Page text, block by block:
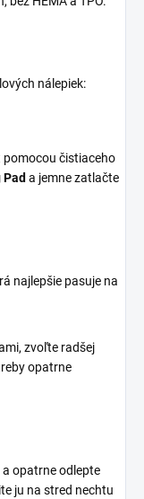
nálepiek:
pomocou čistiaceho
a jemne zatlačte
najlepšie pasuje na
zvoľte radšej
opatrne
opatrne odlepte
ju na stred nechtu